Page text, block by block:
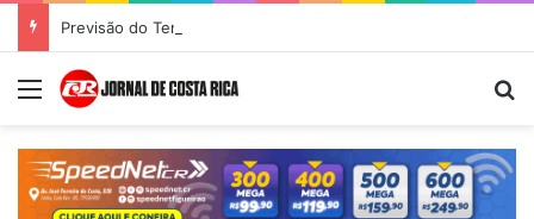
Previsão do Tempo para Costa Rica nesta quinta-feira (6)
Menu